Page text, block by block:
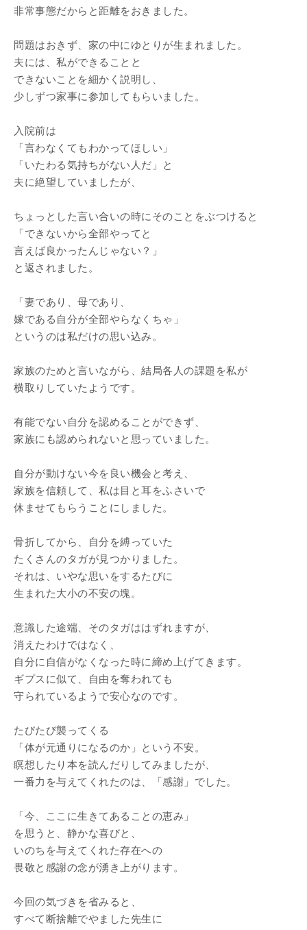
非常事態だからと距離をおきました。
問題はおきず、家の中にゆとりが生まれました。
夫には、私ができることと
できないことを細かく説明し、
少しずつ家事に参加してもらいました。
入院前は
「言わなくてもわかってほしい」
「いたわる気持ちがない人だ」と
夫に絶望していましたが、
ちょっとした言い合いの時にそのことをぶつけると
「できないから全部やってと
言えば良かったんじゃない？」
と返されました。
「妻であり、母であり、
嫁である自分が全部やらなくちゃ」
というのは私だけの思い込み。
家族のためと言いながら、結局各人の課題を私が
横取りしていたようです。
有能でない自分を認めることができず、
家族にも認められないと思っていました。
自分が動けない今を良い機会と考え、
家族を信頼して、私は目と耳をふさいで
休ませてもらうことにしました。
骨折してから、自分を縛っていた
たくさんのタガが見つかりました。
それは、いやな思いをするたびに
生まれた大小の不安の塊。
意識した途端、そのタガははずれますが、
消えたわけではなく、
自分に自信がなくなった時に締め上げてきます。
ギプスに似て、自由を奪われても
守られているようで安心なのです。
たびたび襲ってくる
「体が元通りになるのか」という不安。
瞑想したり本を読んだりしてみましたが、
一番力を与えてくれたのは、「感謝」でした。
「今、ここに生きてあることの恵み」
を思うと、静かな喜びと、
いのちを与えてくれた存在への
畏敬と感謝の念が湧き上がります。
今回の気づきを省みると、
すべて断捨離でやました先生に